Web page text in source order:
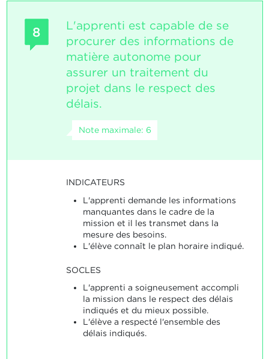
8
L'apprenti est capable de se
procurer des informations de
matière autonome pour
assurer un traitement du
projet dans le respect des
délais.
Note maximale: 6
INDICATEURS
L'apprenti demande les informations
manquantes dans le cadre de la
mission et il les transmet dans la
mesure des besoins.
L'élève connaît le plan horaire indiqué.
SOCLES
L'apprenti a soigneusement accompli
la mission dans le respect des délais
indiqués et du mieux possible.
L'élève a respecté l'ensemble des
délais indiqués.